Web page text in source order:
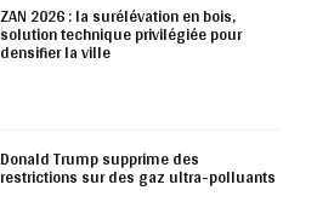
ZAN 2026 : la surélévation en bois,
solution technique privilégiée pour
densifier la ville
Donald Trump supprime des
restrictions sur des gaz ultra-polluants